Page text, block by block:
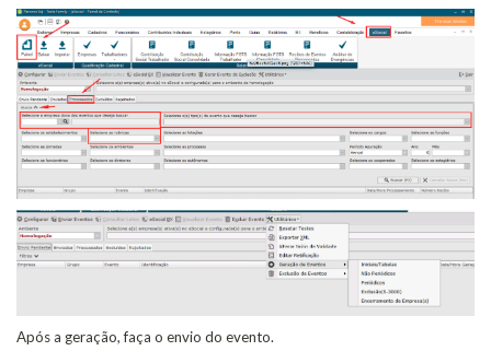
Após a geração, faça o envio do evento.